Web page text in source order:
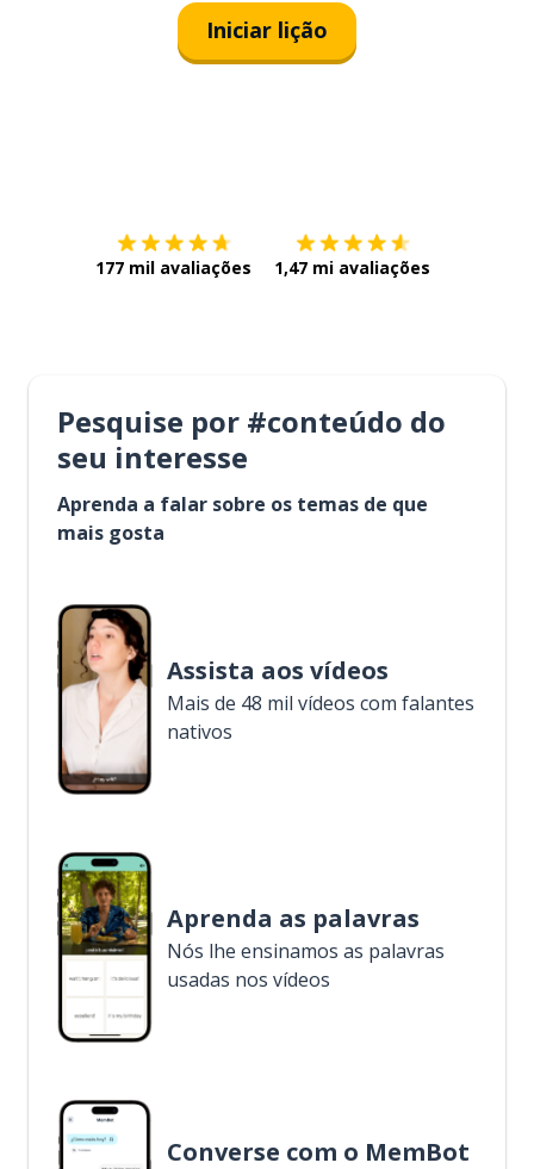
Iniciar lição
177 mil avaliações 1,47 mi avaliações
Pesquise por #conteúdo do
seu interesse
Aprenda a falar sobre os temas de que
mais gosta
Assista aos vídeos
Mais de 48 mil vídeos com falantes
nativos
Aprenda as palavras
Nós lhe ensinamos as palavras
usadas nos vídeos
Converse com o MemBot